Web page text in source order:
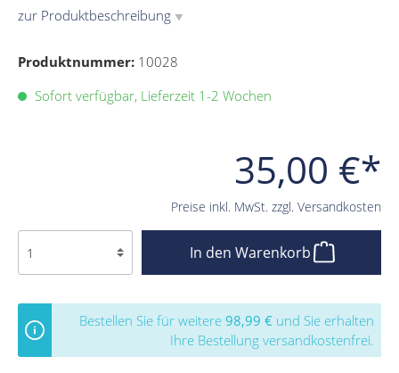
zur Produktbeschreibung ▼
Produktnummer: 10028
35,00 €*
Preise inkl. MwSt. zzgl. Versandkosten
Sofort verfügbar, Lieferzeit 1-2 Wochen
In den Warenkorb
Bestellen Sie für weitere 98,99 € und Sie erhalten
Ihre Bestellung versandkostenfrei.